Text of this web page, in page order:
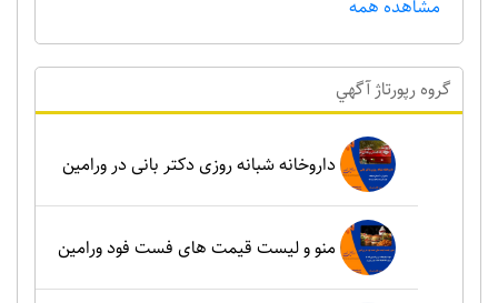
مشاهده همه
گروه رپورتاژ آگهي
داروخانه شبانه روزی دکتر بانی در ورامین
منو و لیست قیمت های فست فود ورامین